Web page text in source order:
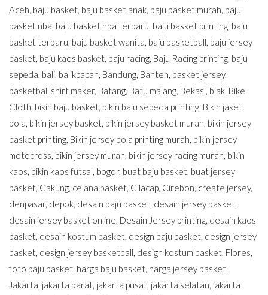
Aceh, baju basket, baju basket anak, baju basket murah, baju
basket nba, baju basket nba terbaru, baju basket printing, baju
basket terbaru, baju basket wanita, baju basketball, baju jersey
basket, baju kaos basket, baju racing, Baju Racing printing, baju
sepeda, bali, balikpapan, Bandung, Banten, basket jersey,
basketball shirt maker, Batang, Batu malang, Bekasi, biak, Bike
Cloth, bikin baju basket, bikin baju sepeda printing, Bikin jaket
bola, bikin jersey basket, bikin jersey basket murah, bikin jersey
basket printing, Bikin jersey bola printing murah, bikin jersey
motocross, bikin jersey murah, bikin jersey racing murah, bikin
kaos, bikin kaos futsal, bogor, buat baju basket, buat jersey
basket, Cakung, celana basket, Cilacap, Cirebon, create jersey,
denpasar, depok, desain baju basket, desain jersey basket,
desain jersey basket online, Desain Jersey printing, desain kaos
basket, desain kostum basket, design baju basket, design jersey
basket, design jersey basketball, design kostum basket, Flores,
foto baju basket, harga baju basket, harga jersey basket,
Jakarta, jakarta barat, jakarta pusat, jakarta selatan, jakarta